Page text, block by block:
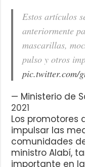
Estos artículos
anteriormente
mascarillas,
pulso y otros
pic.twitter.com/
— Ministerio de
2021
Los promotores
impulsar las
comunidades
ministro Alabí,
importante en